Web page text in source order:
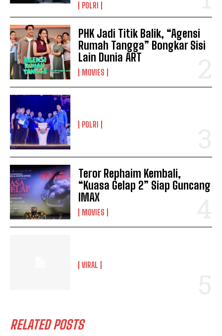
POLRI
PHK Jadi Titik Balik, “Agensi
Rumah Tangga” Bongkar Sisi
Lain Dunia ART
MOVIES
POLRI
Teror Rephaim Kembali,
“Kuasa Gelap 2” Siap Guncang
IMAX
MOVIES
VIRAL
RELATED POSTS